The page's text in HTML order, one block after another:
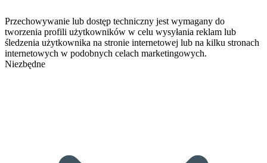
Przechowywanie lub dostęp techniczny jest wymagany do
tworzenia profili użytkowników w celu wysyłania reklam lub
śledzenia użytkownika na stronie internetowej lub na kilku stronach
internetowych w podobnych celach marketingowych.
Niezbędne